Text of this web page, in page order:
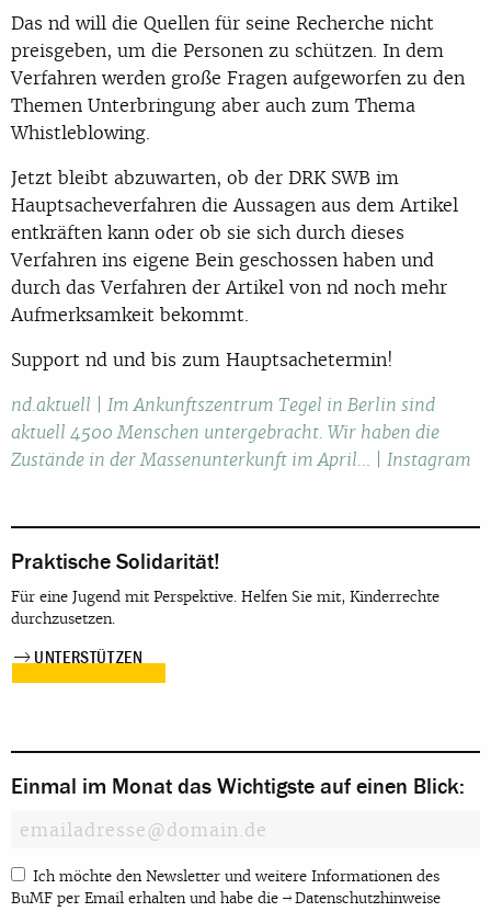
Das nd will die Quellen für seine Recherche nicht
preisgeben, um die Personen zu schützen. In dem
Verfahren werden große Fragen aufgeworfen zu den
Themen Unterbringung aber auch zum Thema
Whistleblowing.
Jetzt bleibt abzuwarten, ob der DRK SWB im
Hauptsacheverfahren die Aussagen aus dem Artikel
entkräften kann oder ob sie sich durch dieses
Verfahren ins eigene Bein geschossen haben und
durch das Verfahren der Artikel von nd noch mehr
Aufmerksamkeit bekommt.
Support nd und bis zum Hauptsachetermin!
nd.aktuell | Im Ankunftszentrum Tegel in Berlin sind
aktuell 4500 Menschen untergebracht. Wir haben die
Zustände in der Massenunterkunft im April… | Instagram
Praktische Solidarität!
Für eine Jugend mit Perspektive. Helfen Sie mit, Kinderrechte
durchzusetzen.
UNTERSTÜTZEN
Einmal im Monat das Wichtigste auf einen Blick:
Ich möchte den Newsletter und weitere Informationen des
BuMF per Email erhalten und habe die
Datenschutzhinweise